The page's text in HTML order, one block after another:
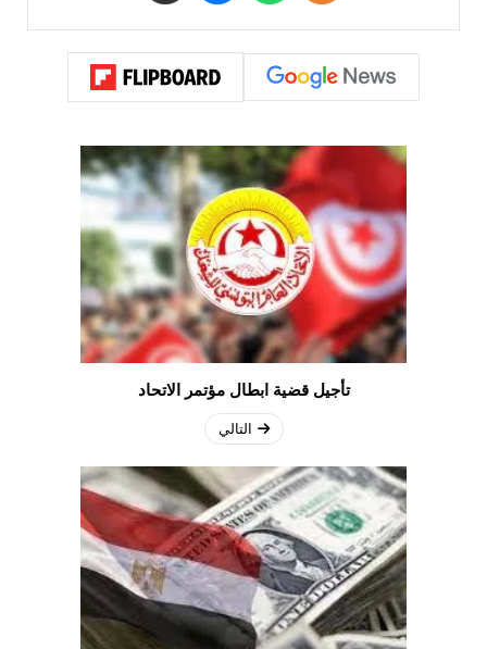
تأجيل قضية ابطال مؤتمر الاتحاد
التالي